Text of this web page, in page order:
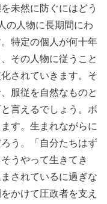
未然に防ぐにはどう
の人物に長期間にわ
特定の個人が何十年
その人物に従うこと
されていきます。そ
服従を自然なものと
言えるでしょう。ボ
す。生まれながらに
う。「自分たちはず
うやって生きてき
されているに過ぎな
かけて圧政者を支え